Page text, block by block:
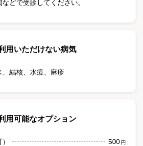
どで受診してください。
用いただけない病気
結核 水痘 麻疹
用可能なオプション
500 円